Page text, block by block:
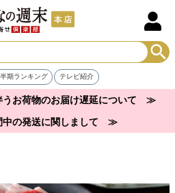
期ランキング テレビ紹介
うお荷物のお届け遅延について ≫
中の発送に関しまして ≫